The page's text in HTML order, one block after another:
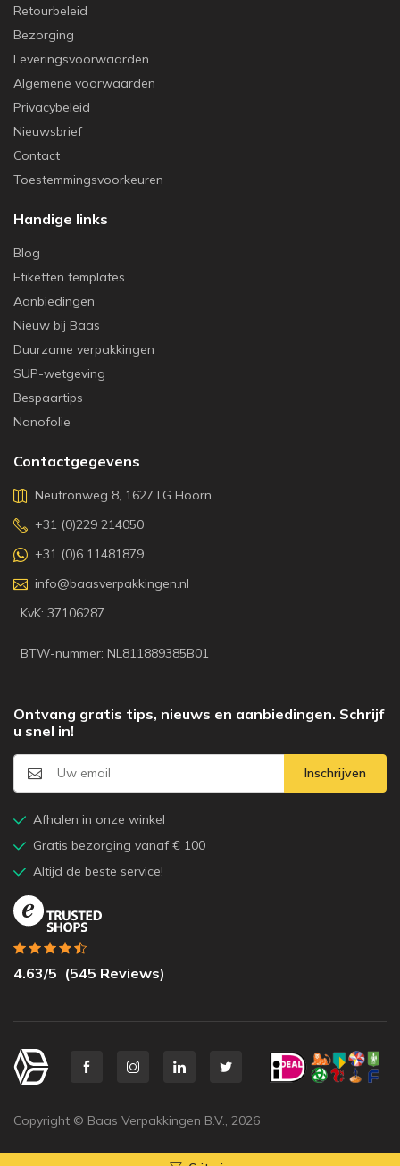
Retourbeleid
Bezorging
Leveringsvoorwaarden
Algemene voorwaarden
Privacybeleid
Nieuwsbrief
Contact
Toestemmingsvoorkeuren
Handige links
Blog
Etiketten templates
Aanbiedingen
Nieuw bij Baas
Duurzame verpakkingen
SUP-wetgeving
Bespaartips
Nanofolie
Contactgegevens
Neutronweg 8, 1627 LG Hoorn
+31 (0)229 214050
+31 (0)6 11481879
info@baasverpakkingen.nl
KvK: 37106287
BTW-nummer: NL811889385B01
Ontvang gratis tips, nieuws en aanbiedingen. Schrijf
u snel in!
Inschrijven
Afhalen in onze winkel
Gratis bezorging vanaf € 100
Altijd de beste service!
4.63/5 (545 Reviews)
Copyright © Baas Verpakkingen B.V., 2026